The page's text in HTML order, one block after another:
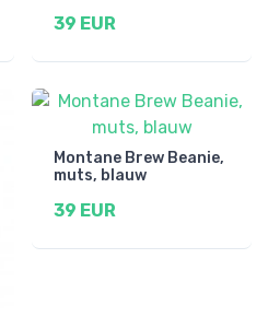
39 EUR
Montane Brew Beanie,
muts, blauw
39 EUR